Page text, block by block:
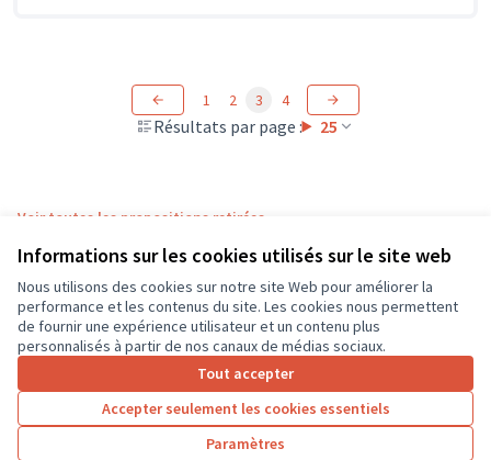
Informations sur les cookies utilisés sur le site web
Nous utilisons des cookies sur notre site Web pour améliorer la
performance et les contenus du site. Les cookies nous permettent
de fournir une expérience utilisateur et un contenu plus
personnalisés à partir de nos canaux de médias sociaux.
Tout accepter
Accepter seulement les cookies essentiels
Paramètres
Résultats par page : 25
1 2 3 4
Voir toutes les propositions retirées
Conditions d'utilisation
Paramètres des cookies
CD37 sur X
(Lien externe)
CD37 sur Facebook
CD37 sur Instagram
CD37 sur YouTube
(Lien externe)
Licence
(Lien